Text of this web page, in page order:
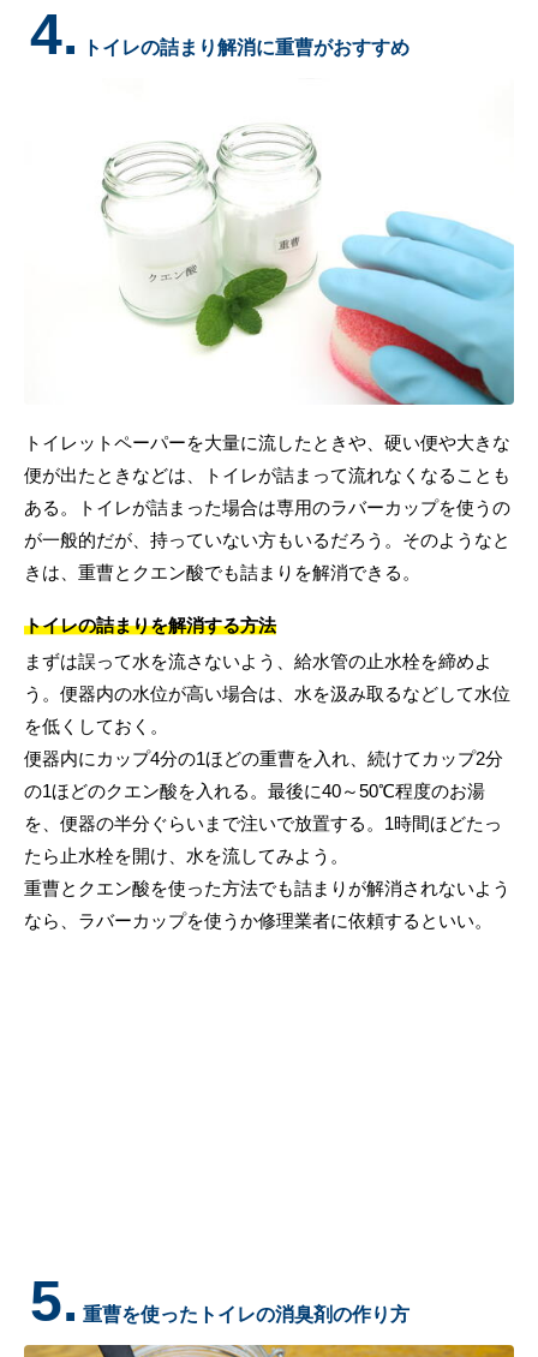
4. トイレの詰まり解消に重曹がおすすめ
トイレットペーパーを大量に流したときや、硬い便や大きな
便が出たときなどは、トイレが詰まって流れなくなることも
ある。トイレが詰まった場合は専用のラバーカップを使うの
が一般的だが、持っていない方もいるだろう。そのようなと
きは、重曹とクエン酸でも詰まりを解消できる。
トイレの詰まりを解消する方法
まずは誤って水を流さないよう、給水管の止水栓を締めよ
う。便器内の水位が高い場合は、水を汲み取るなどして水位
を低くしておく。
便器内にカップ4分の1ほどの重曹を入れ、続けてカップ2分
の1ほどのクエン酸を入れる。最後に40～50℃程度のお湯
を、便器の半分ぐらいまで注いで放置する。1時間ほどたっ
たら止水栓を開け、水を流してみよう。
重曹とクエン酸を使った方法でも詰まりが解消されないよう
なら、ラバーカップを使うか修理業者に依頼するといい。
5. 重曹を使ったトイレの消臭剤の作り方